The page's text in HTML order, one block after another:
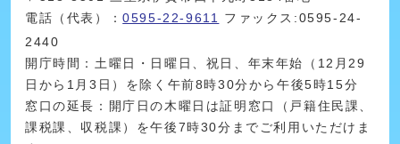
電話（代表）：0595-22-9611
ファックス:0595-24-
2440
開庁時間：土曜日・日曜日、祝日、年末年始（12月29
日から1月3日）を除く午前8時30分から午後5時15分
窓口の延長：開庁日の木曜日は証明窓口（戸籍住民課、
課税課、収税課）を午後7時30分までご利用いただけま